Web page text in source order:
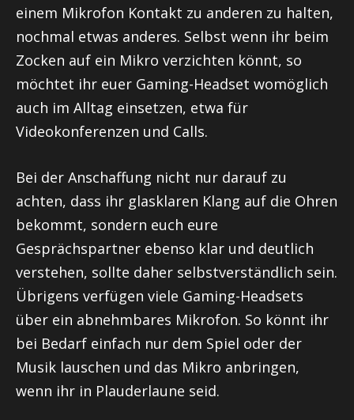
einem Mikrofon Kontakt zu anderen zu halten,
nochmal etwas anderes. Selbst wenn ihr beim
Zocken auf ein Mikro verzichten könnt, so
möchtet ihr euer Gaming-Headset womöglich
auch im Alltag einsetzen, etwa für
Videokonferenzen und Calls.
Bei der Anschaffung nicht nur darauf zu
achten, dass ihr glasklaren Klang auf die Ohren
bekommt, sondern euch eure
Gesprächspartner ebenso klar und deutlich
verstehen, sollte daher selbstverständlich sein.
Übrigens verfügen viele Gaming-Headsets
über ein abnehmbares Mikrofon. So könnt ihr
bei Bedarf einfach nur dem Spiel oder der
Musik lauschen und das Mikro anbringen,
wenn ihr in Plauderlaune seid.